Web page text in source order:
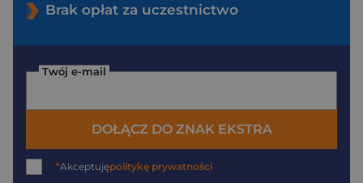
Brak opłat za uczestnictwo
Twój e-mail
DOŁĄCZ DO ZNAK EKSTRA
*Akceptujępolitykę prywatności